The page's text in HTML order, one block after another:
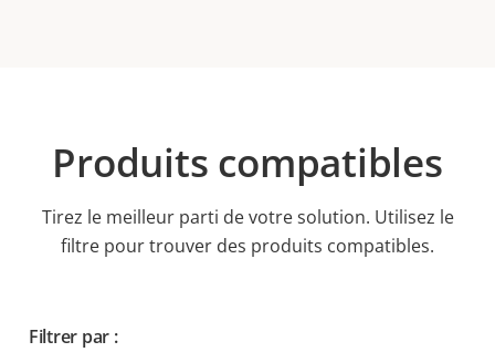
Produits compatibles
Tirez le meilleur parti de votre solution. Utilisez le
filtre pour trouver des produits compatibles.
Filtrer par :